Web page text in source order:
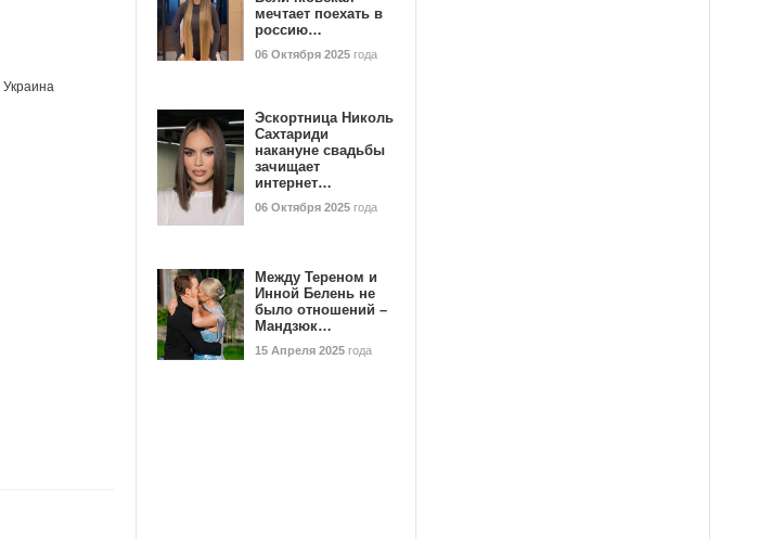
Украина
мечтает поехать в
россию…
06 Октября 2025 года
Эскортница Николь
Сахтариди
накануне свадьбы
зачищает
интернет…
06 Октября 2025 года
Между Тереном и
Инной Белень не
было отношений –
Мандзюк…
15 Апреля 2025 года